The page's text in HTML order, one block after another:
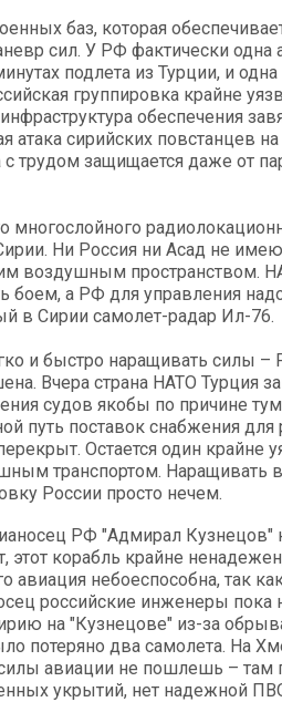
баз, которая
сил. У РФ фактически одна
подлета из Турции, и одна
группировка крайне
обеспечения
атака сирийских повстанцев
с трудом защищается даже от
многослойного
Ни Россия ни Асад не
воздушным пространством.
боем, а РФ для управления
в Сирии самолет-радар Ил-76.
и быстро наращивать силы –
Вчера страна НАТО Турция
судов якобы по причине
путь поставок снабжения для
Остается один крайне
транспортом. Наращивать
России просто нечем.
РФ "Адмирал Кузнецов"
этот корабль крайне
авиация небоеспособна, так
российские инженеры пока
на "Кузнецове" из-за
потеряно два самолета. На
авиации не пошлешь – там
укрытий, нет надежной